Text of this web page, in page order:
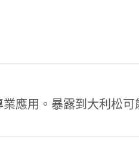
應用。暴露到大利松可